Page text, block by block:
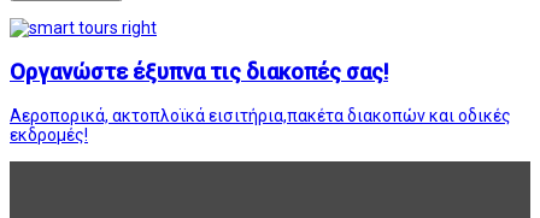
Οργανώστε έξυπνα τις διακοπές σας!
Αεροπορικά, ακτοπλοϊκά εισιτήρια,πακέτα διακοπών και οδικές
εκδρομές!